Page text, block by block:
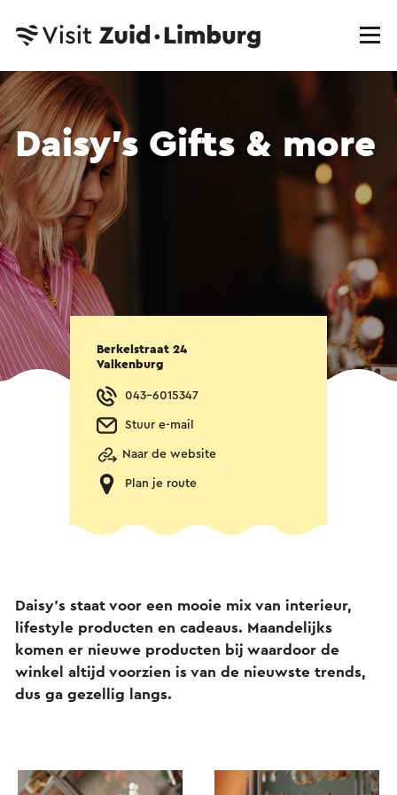
Daisy’s Gifts & more
Berkelstraat 24
Valkenburg
043-6015347
Stuur e-mail
Naar de website
Plan je route
Daisy’s staat voor een mooie mix van interieur,
lifestyle producten en cadeaus. Maandelijks
komen er nieuwe producten bij waardoor de
winkel altijd voorzien is van de nieuwste trends,
dus ga gezellig langs.